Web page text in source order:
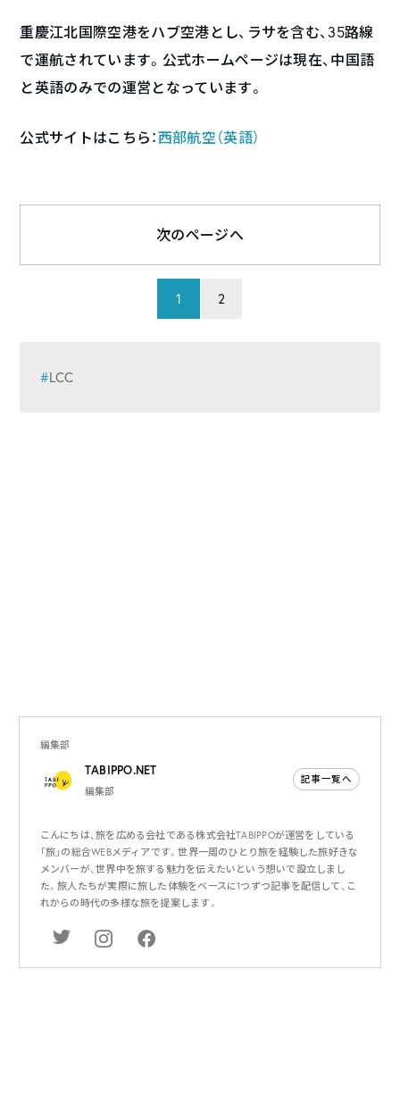
重慶江北国際空港をハブ空港とし、ラサを含む、35路線
で運航されています。公式ホームページは現在、中国語
と英語のみでの運営となっています。
公式サイトはこちら：西部航空（英語）
1 2
次のページへ
LCC
編集部
TABIPPO.NET
編集部
記事一覧へ
こんにちは、旅を広める会社である株式会社TABIPPOが運営をしている
「旅」の総合WEBメディアです。世界一周のひとり旅を経験した旅好きな
メンバーが、世界中を旅する魅力を伝えたいという想いで設立しまし
た。旅人たちが実際に旅した体験をベースに1つずつ記事を配信して、こ
れからの時代の多様な旅を提案します。